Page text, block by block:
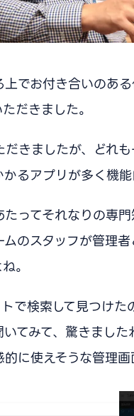
でお付き合いのあ
だきました。
きましたが、どれ
るアプリが多く機
ってそれなりの専
のスタッフが管理
。
で検索して見つけ
てみて、驚きまし
に使えそうな管理画